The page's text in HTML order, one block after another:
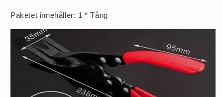
Paketet innehåller: 1 * Tång